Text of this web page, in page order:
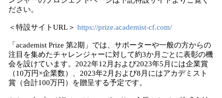
ださい。
＜特設サイトURL＞ https://prize.academist-cf.com/
「academist Prize 第2期」では、サポーターや一般の方からの
注目を集めたチャレンジャーに対して約3か月ごとに表彰の機
会を設けています。2022年12月および2023年5月には企業賞
（10万円×企業数）、2023年2月および8月にはアカデミスト
賞（合計100万円）を贈呈する予定です。